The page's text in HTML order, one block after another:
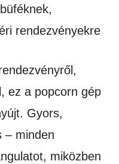
rendezvényekre
ez a popcorn gép
Gyors,
– minden
miközben